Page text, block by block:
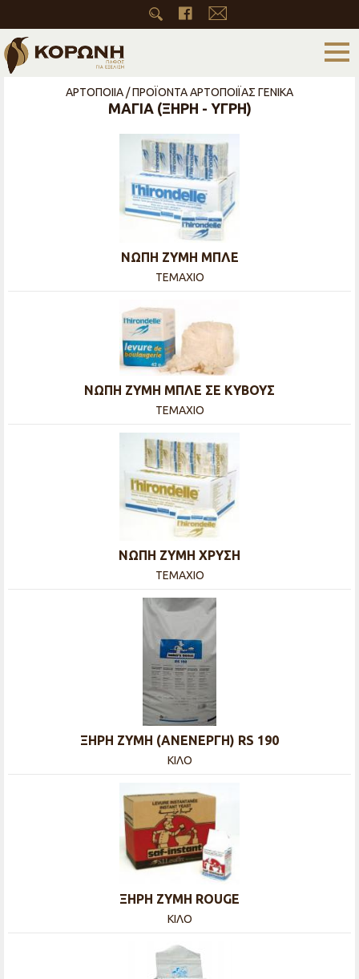
ΑΡΤΟΠΟΙΙΑ / ΠΡΟΪΟΝΤΑ ΑΡΤΟΠΟΙΪΑΣ ΓΕΝΙΚΑ
ΜΑΓΙΑ (ΞΗΡΗ - ΥΓΡΗ)
ΝΩΠΗ ΖΥΜΗ ΜΠΛΕ
ΤΕΜΑΧΙΟ
ΝΩΠΗ ΖΥΜΗ ΜΠΛΕ ΣΕ ΚΥΒΟΥΣ
ΤΕΜΑΧΙΟ
ΝΩΠΗ ΖΥΜΗ ΧΡΥΣΗ
ΤΕΜΑΧΙΟ
ΞΗΡΗ ΖΥΜΗ (ΑΝΕΝΕΡΓΗ) RS 190
ΚΙΛΟ
ΞΗΡΗ ΖΥΜΗ ROUGE
ΚΙΛΟ